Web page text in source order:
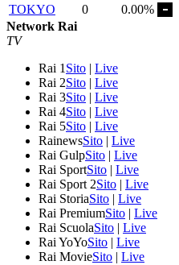
TOKYO
0
0.00%
Network Rai
TV
Rai 1 Sito | Live
Rai 2Sito | Live
Rai 3Sito | Live
Rai 4Sito | Live
Rai 5Sito | Live
RainewsSito | Live
Rai GulpSito | Live
Rai SportSito | Live
Rai Sport 2Sito | Live
Rai StoriaSito | Live
Rai PremiumSito | Live
Rai ScuolaSito | Live
Rai YoYoSito | Live
Rai MovieSito | Live